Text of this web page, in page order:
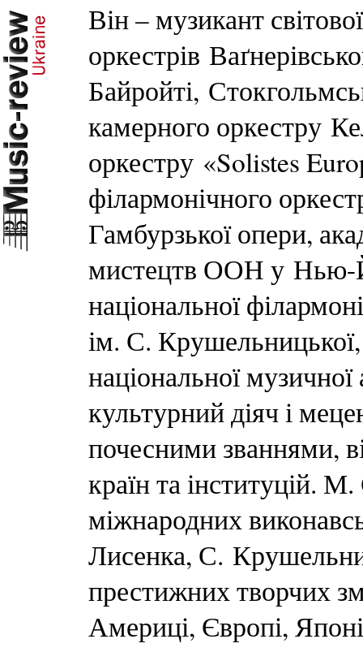
Він – музикант
оркестрів
Байройті,
камерного оркестру
оркестру «Solistes
філармонічного
Гамбурзької опери,
мистецтв ООН у Нью-
національної
ім. С.
національної
культурний діяч і
почесними званнями,
країн та інституцій.
міжнародних
Лисенка, С.
престижних творчих
Америці, Європі,